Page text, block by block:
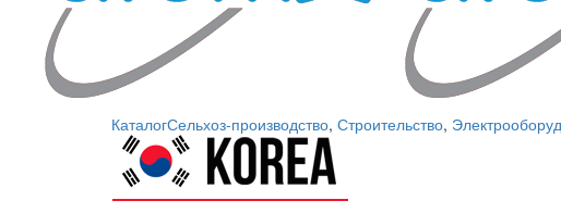
КаталогСельхоз-производство, Строительство,